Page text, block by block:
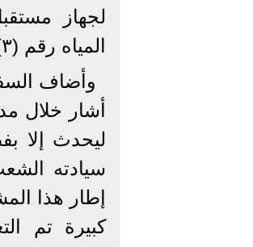
لجهاز
المياه رقم (٣) نبع بالفيديو كونفرانس.
وأضاف
أشار خلال
ليحدث إلا
سيادته
إطار هذا
كبيرة تم